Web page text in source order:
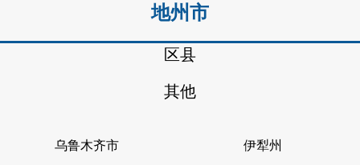
地州市
区县
其他
乌鲁木齐市 伊犁州